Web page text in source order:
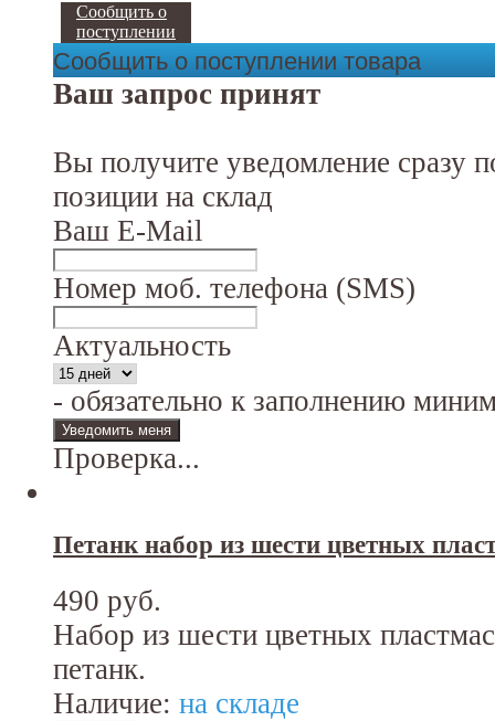
Сообщить о
поступлении
Сообщить о поступлении товара
Ваш запрос принят
Вы получите уведомление сразу
позиции на склад
Ваш E-Mail
Номер моб. телефона (SMS)
Актуальность
- обязательно к заполнению
Проверка...
Петанк набор из шести цветных
490 руб.
Набор из шести цветных
петанк.
Наличие: на складе